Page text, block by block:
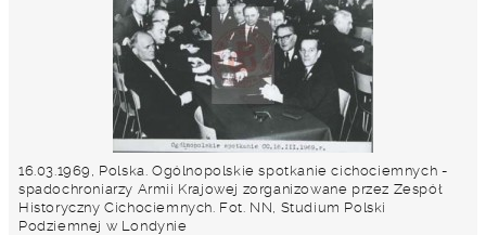
16.03.1969, Polska. Ogólnopolskie spotkanie cichociemnych -
spadochroniarzy Armii Krajowej zorganizowane przez Zespół
Historyczny Cichociemnych. Fot. NN, Studium Polski
Podziemnej w Londynie